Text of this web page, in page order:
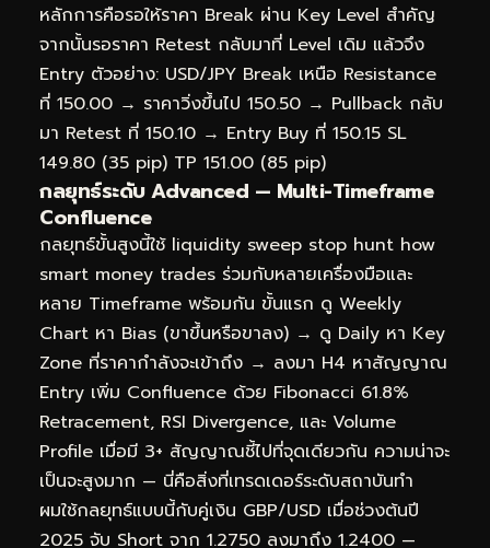
หลักการคือรอให้ราคา Break ผ่าน Key Level สำคัญ
จากนั้นรอราคา Retest กลับมาที่ Level เดิม แล้วจึง
Entry ตัวอย่าง: USD/JPY Break เหนือ Resistance
ที่ 150.00 → ราคาวิ่งขึ้นไป 150.50 → Pullback กลับ
มา Retest ที่ 150.10 → Entry Buy ที่ 150.15 SL
149.80 (35 pip) TP 151.00 (85 pip)
กลยุทธ์ระดับ Advanced — Multi-Timeframe
Confluence
กลยุทธ์ขั้นสูงนี้ใช้ liquidity sweep stop hunt how
smart money trades ร่วมกับหลายเครื่องมือและ
หลาย Timeframe พร้อมกัน ขั้นแรก ดู Weekly
Chart หา Bias (ขาขึ้นหรือขาลง) → ดู Daily หา Key
Zone ที่ราคากำลังจะเข้าถึง → ลงมา H4 หาสัญญาณ
Entry เพิ่ม Confluence ด้วย Fibonacci 61.8%
Retracement, RSI Divergence, และ Volume
Profile เมื่อมี 3+ สัญญาณชี้ไปที่จุดเดียวกัน ความน่าจะ
เป็นจะสูงมาก — นี่คือสิ่งที่เทรดเดอร์ระดับสถาบันทำ
ผมใช้กลยุทธ์แบบนี้กับคู่เงิน GBP/USD เมื่อช่วงต้นปี
2025 จับ Short จาก 1.2750 ลงมาถึง 1.2400 —